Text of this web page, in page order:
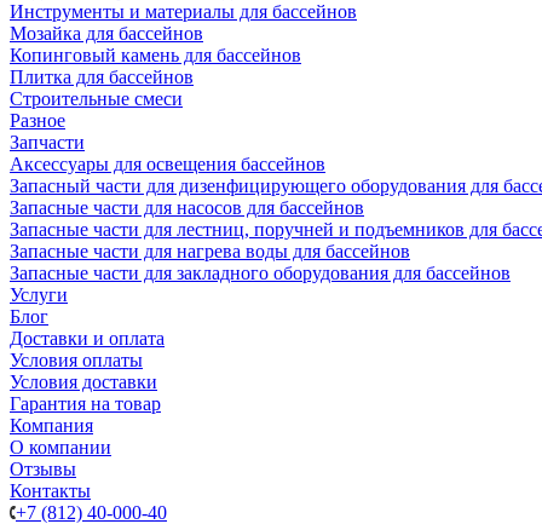
Инструменты и материалы для бассейнов
Мозайка для бассейнов
Копинговый камень для бассейнов
Плитка для бассейнов
Строительные смеси
Разное
Запчасти
Аксессуары для освещения бассейнов
Запасный части для дизенфицирующего оборудования для
Запасные части для насосов для бассейнов
Запасные части для лестниц, поручней и подъемников для
Запасные части для нагрева воды для бассейнов
Запасные части для закладного оборудования для бассейнов
Услуги
Блог
Доставки и оплата
Условия оплаты
Условия доставки
Гарантия на товар
Компания
О компании
Отзывы
Контакты
+7 (812) 40-000-40